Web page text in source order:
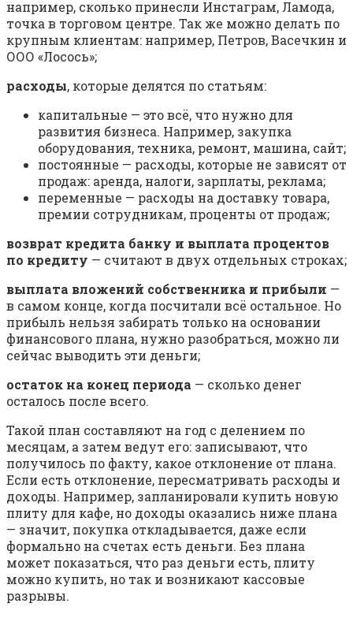
например, сколько принесли Инстаграм, Ламода,
точка в торговом центре. Так же можно делать по
крупным клиентам: например, Петров, Васечкин и
ООО «Лосось»;
расходы, которые делятся по статьям:
капитальные — это всё, что нужно для
развития бизнеса. Например, закупка
оборудования, техника, ремонт, машина, сайт;
постоянные — расходы, которые не зависят от
продаж: аренда, налоги, зарплаты, реклама;
переменные — расходы на доставку товара,
премии сотрудникам, проценты от продаж;
возврат кредита банку и выплата процентов
по кредиту — считают в двух отдельных строках;
выплата вложений собственника и прибыли —
в самом конце, когда посчитали всё остальное. Но
прибыль нельзя забирать только на основании
финансового плана, нужно разобраться, можно ли
сейчас выводить эти деньги;
остаток на конец периода — сколько денег
осталось после всего.
Такой план составляют на год с делением по
месяцам, а затем ведут его: записывают, что
получилось по факту, какое отклонение от плана.
Если есть отклонение, пересматривать расходы и
доходы. Например, запланировали купить новую
плиту для кафе, но доходы оказались ниже плана
— значит, покупка откладывается, даже если
формально на счетах есть деньги. Без плана
может показаться, что раз деньги есть, плиту
можно купить, но так и возникают кассовые
разрывы.